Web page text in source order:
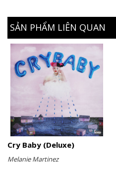
SẢN PHẨM LIÊN QUAN
Cry Baby (Deluxe)
Melanie Martinez